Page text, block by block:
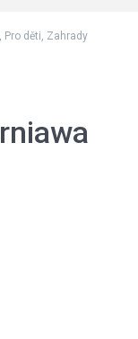
, Pro děti, Zahrady